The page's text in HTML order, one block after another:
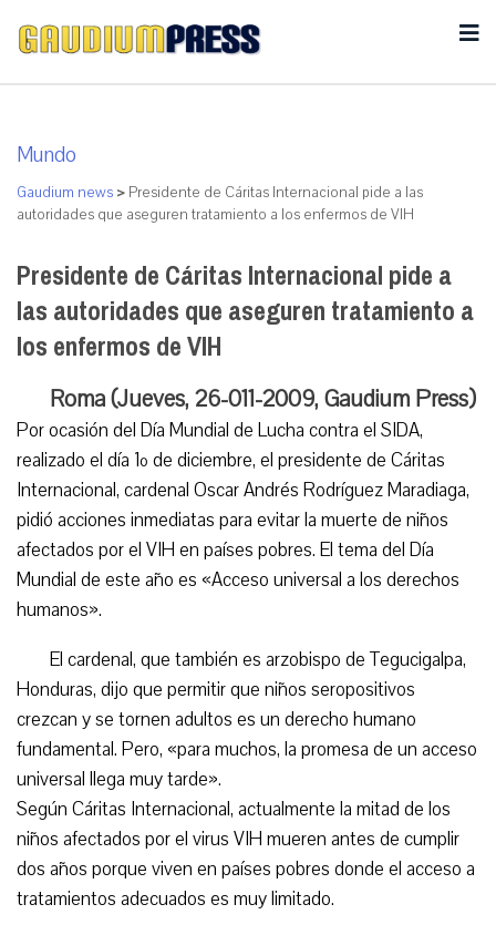
Mundo
Gaudium news > Presidente de Cáritas Internacional pide a las
autoridades que aseguren tratamiento a los enfermos de VIH
Presidente de Cáritas Internacional pide a
las autoridades que aseguren tratamiento a
los enfermos de VIH
Roma (Jueves, 26-011-2009, Gaudium Press)
Por ocasión del Día Mundial de Lucha contra el SIDA,
realizado el día 1º de diciembre, el presidente de Cáritas
Internacional, cardenal Oscar Andrés Rodríguez Maradiaga,
pidió acciones inmediatas para evitar la muerte de niños
afectados por el VIH en países pobres. El tema del Día
Mundial de este año es «Acceso universal a los derechos
humanos».
El cardenal, que también es arzobispo de Tegucigalpa,
Honduras, dijo que permitir que niños seropositivos
crezcan y se tornen adultos es un derecho humano
fundamental. Pero, «para muchos, la promesa de un acceso
universal llega muy tarde».
Según Cáritas Internacional, actualmente la mitad de los
niños afectados por el virus VIH mueren antes de cumplir
dos años porque viven en países pobres donde el acceso a
tratamientos adecuados es muy limitado.